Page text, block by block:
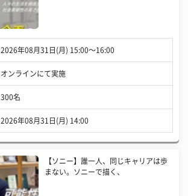
2026年08月31日(月) 15:00〜16:00
オンラインにて実施
300名
2026年08月31日(月) 14:00
【ソニー】誰一人、同じキャリアは歩
まない。ソニーで描く、